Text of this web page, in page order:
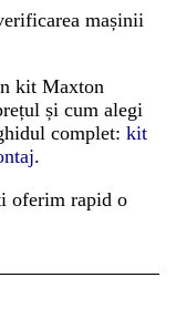
mașinii
kit Maxton
și cum alegi
complet: kit
.
oferim rapid o